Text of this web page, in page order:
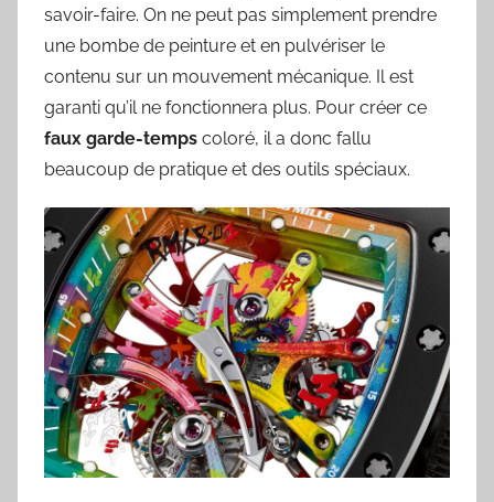
savoir-faire. On ne peut pas simplement prendre
une bombe de peinture et en pulvériser le
contenu sur un mouvement mécanique. Il est
garanti qu’il ne fonctionnera plus. Pour créer ce
faux garde-temps coloré, il a donc fallu
beaucoup de pratique et des outils spéciaux.